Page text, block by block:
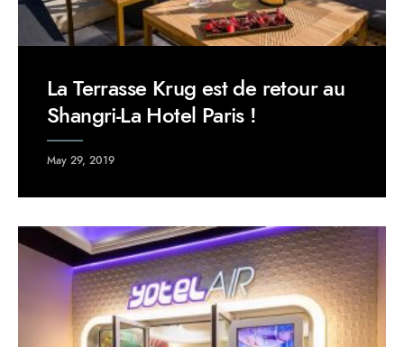
La Terrasse Krug est de retour au
Shangri-La Hotel Paris !
May 29, 2019